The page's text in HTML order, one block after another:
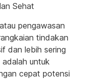
Sehat
pengawasan
tindakan
dan lebih sering
adalah untuk
cepat potensi